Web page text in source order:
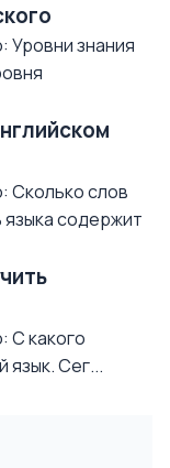
Уровни знания
Сколько слов
языка содержит
С какого
язык. Сег...